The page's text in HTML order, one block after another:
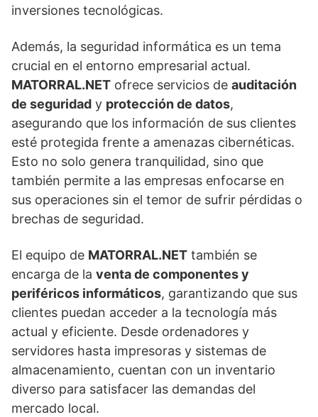
inversiones tecnológicas.
Además, la seguridad informática es un tema
crucial en el entorno empresarial actual.
MATORRAL.NET ofrece servicios de auditación
de seguridad y protección de datos,
asegurando que los información de sus clientes
esté protegida frente a amenazas cibernéticas.
Esto no solo genera tranquilidad, sino que
también permite a las empresas enfocarse en
sus operaciones sin el temor de sufrir pérdidas o
brechas de seguridad.
El equipo de MATORRAL.NET también se
encarga de la venta de componentes y
periféricos informáticos, garantizando que sus
clientes puedan acceder a la tecnología más
actual y eficiente. Desde ordenadores y
servidores hasta impresoras y sistemas de
almacenamiento, cuentan con un inventario
diverso para satisfacer las demandas del
mercado local.